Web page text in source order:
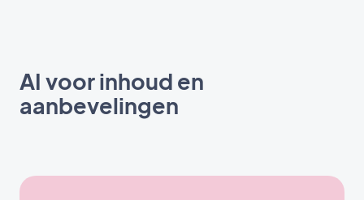
AI voor inhoud en
aanbevelingen